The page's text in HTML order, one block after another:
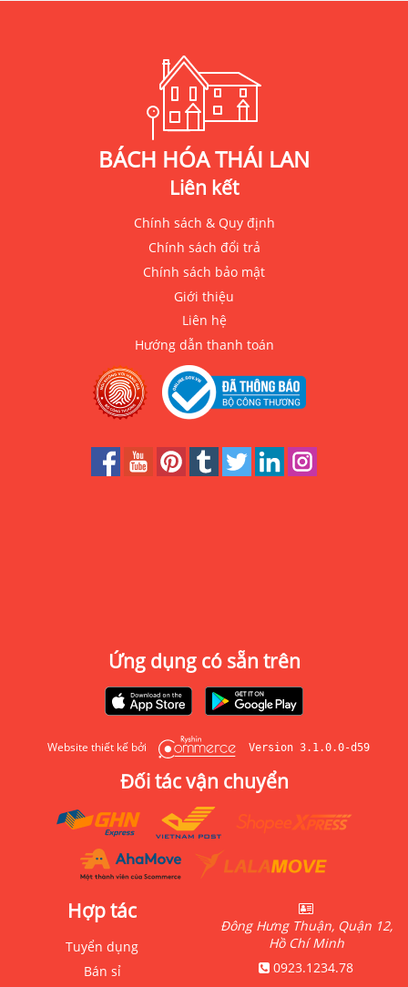
BÁCH HÓA THÁI LAN
Liên kết
Chính sách & Quy định
Chính sách đổi trả
Chính sách bảo mật
Giới thiệu
Liên hệ
Hướng dẫn thanh toán
Ứng dụng có sẵn trên
Website thiết kế bởi Version 3.1.0.0-d59
Đối tác vận chuyển
Hợp tác
Tuyển dụng
Bán sỉ
Đông Hưng Thuận, Quận 12,
Hồ Chí Minh
0923.1234.78